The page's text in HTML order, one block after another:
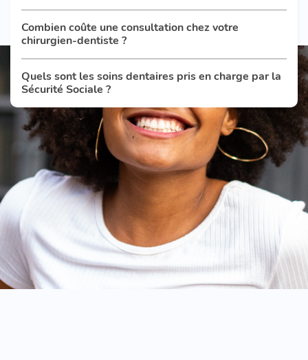
Combien coûte une consultation chez votre
chirurgien-dentiste ?
Quels sont les soins dentaires pris en charge par la
Sécurité Sociale ?